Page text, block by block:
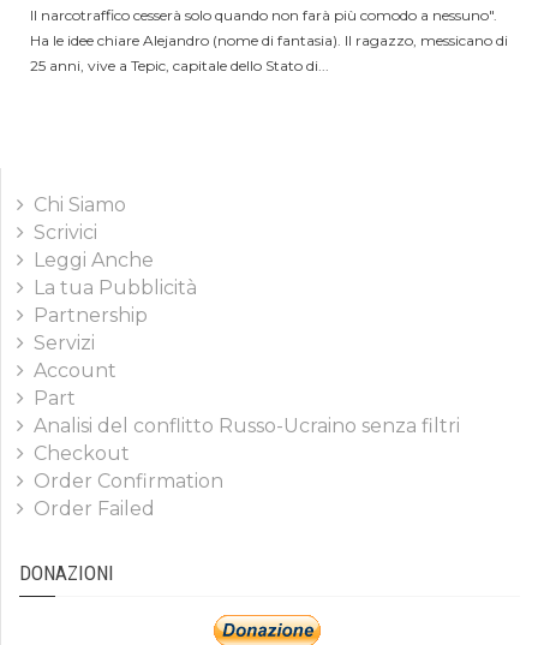
Il narcotraffico cesserà solo quando non farà più comodo a nessuno".
Ha le idee chiare Alejandro (nome di fantasia). Il ragazzo, messicano di
25 anni, vive a Tepic, capitale dello Stato di...
Chi Siamo
Scrivici
Leggi Anche
La tua Pubblicità
Partnership
Servizi
Account
Part
Analisi del conflitto Russo-Ucraino senza filtri
Checkout
Order Confirmation
Order Failed
DONAZIONI